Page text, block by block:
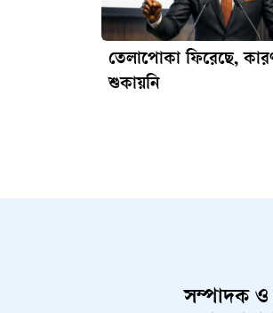
তেলাপোকা ফিরেছে,
শুকায়নি
সম্পাদক ও